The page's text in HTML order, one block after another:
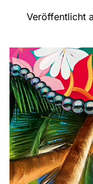
Veröffentlicht